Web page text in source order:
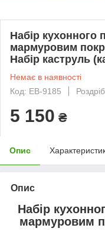
Набір кухонного
мармуровим
Набір каструль
Немає в наявності
Код: EB-9185
Роздріб
5 150 ₴
Опис
Опис
Набір
мармуровим